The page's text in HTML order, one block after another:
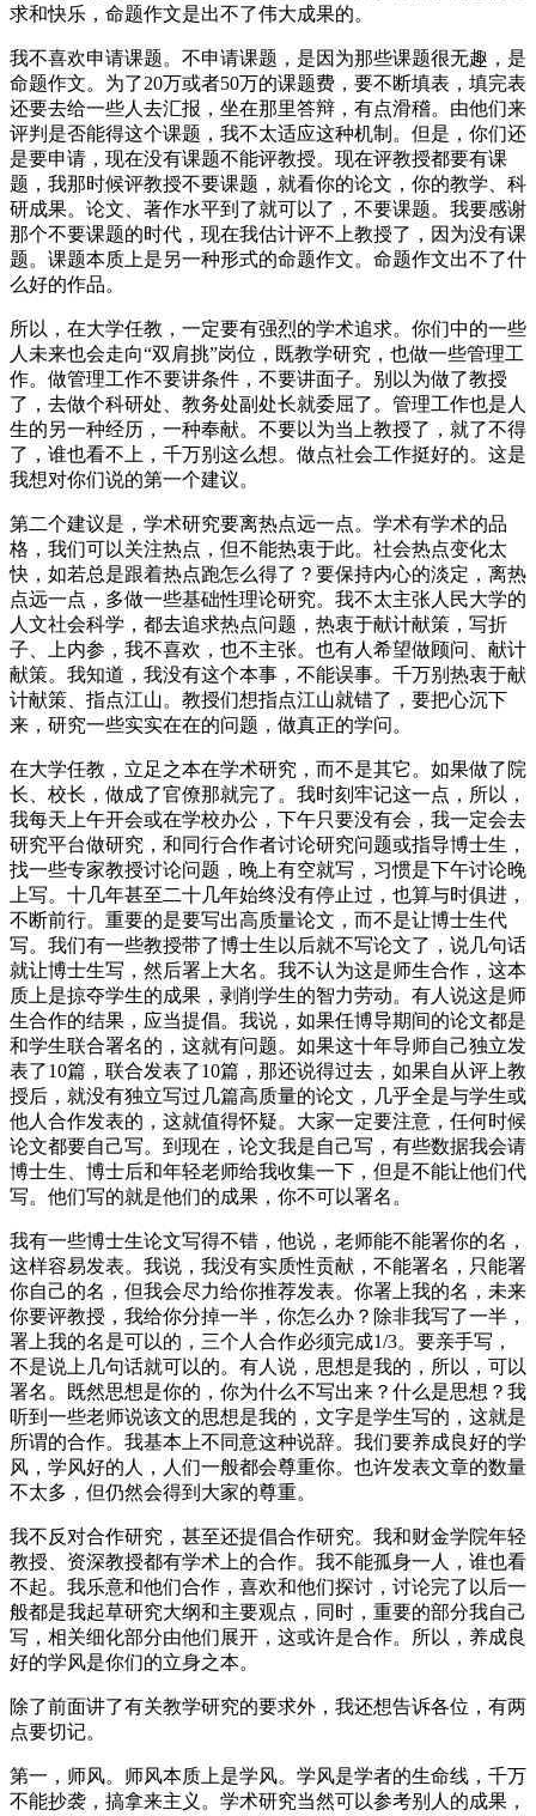
求和快乐，命题作文是出不了伟大成果的。
我不喜欢申请课题。不申请课题，是因为那些课题很无趣，是
命题作文。为了20万或者50万的课题费，要不断填表，填完表
还要去给一些人去汇报，坐在那里答辩，有点滑稽。由他们来
评判是否能得这个课题，我不太适应这种机制。但是，你们还
是要申请，现在没有课题不能评教授。现在评教授都要有课
题，我那时候评教授不要课题，就看你的论文，你的教学、科
研成果。论文、著作水平到了就可以了，不要课题。我要感谢
那个不要课题的时代，现在我估计评不上教授了，因为没有课
题。课题本质上是另一种形式的命题作文。命题作文出不了什
么好的作品。
所以，在大学任教，一定要有强烈的学术追求。你们中的一些
人未来也会走向“双肩挑”岗位，既教学研究，也做一些管理工
作。做管理工作不要讲条件，不要讲面子。别以为做了教授
了，去做个科研处、教务处副处长就委屈了。管理工作也是人
生的另一种经历，一种奉献。不要以为当上教授了，就了不得
了，谁也看不上，千万别这么想。做点社会工作挺好的。这是
我想对你们说的第一个建议。
第二个建议是，学术研究要离热点远一点。学术有学术的品
格，我们可以关注热点，但不能热衷于此。社会热点变化太
快，如若总是跟着热点跑怎么得了？要保持内心的淡定，离热
点远一点，多做一些基础性理论研究。我不太主张人民大学的
人文社会科学，都去追求热点问题，热衷于献计献策，写折
子、上内参，我不喜欢，也不主张。也有人希望做顾问、献计
献策。我知道，我没有这个本事，不能误事。千万别热衷于献
计献策、指点江山。教授们想指点江山就错了，要把心沉下
来，研究一些实实在在的问题，做真正的学问。
在大学任教，立足之本在学术研究，而不是其它。如果做了院
长、校长，做成了官僚那就完了。我时刻牢记这一点，所以，
我每天上午开会或在学校办公，下午只要没有会，我一定会去
研究平台做研究，和同行合作者讨论研究问题或指导博士生，
找一些专家教授讨论问题，晚上有空就写，习惯是下午讨论晚
上写。十几年甚至二十几年始终没有停止过，也算与时俱进，
不断前行。重要的是要写出高质量论文，而不是让博士生代
写。我们有一些教授带了博士生以后就不写论文了，说几句话
就让博士生写，然后署上大名。我不认为这是师生合作，这本
质上是掠夺学生的成果，剥削学生的智力劳动。有人说这是师
生合作的结果，应当提倡。我说，如果任博导期间的论文都是
和学生联合署名的，这就有问题。如果这十年导师自己独立发
表了10篇，联合发表了10篇，那还说得过去，如果自从评上教
授后，就没有独立写过几篇高质量的论文，几乎全是与学生或
他人合作发表的，这就值得怀疑。大家一定要注意，任何时候
论文都要自己写。到现在，论文我是自己写，有些数据我会请
博士生、博士后和年轻老师给我收集一下，但是不能让他们代
写。他们写的就是他们的成果，你不可以署名。
我有一些博士生论文写得不错，他说，老师能不能署你的名，
这样容易发表。我说，我没有实质性贡献，不能署名，只能署
你自己的名，但我会尽力给你推荐发表。你署上我的名，未来
你要评教授，我给你分掉一半，你怎么办？除非我写了一半，
署上我的名是可以的，三个人合作必须完成1/3。要亲手写，
不是说上几句话就可以的。有人说，思想是我的，所以，可以
署名。既然思想是你的，你为什么不写出来？什么是思想？我
听到一些老师说该文的思想是我的，文字是学生写的，这就是
所谓的合作。我基本上不同意这种说辞。我们要养成良好的学
风，学风好的人，人们一般都会尊重你。也许发表文章的数量
不太多，但仍然会得到大家的尊重。
我不反对合作研究，甚至还提倡合作研究。我和财金学院年轻
教授、资深教授都有学术上的合作。我不能孤身一人，谁也看
不起。我乐意和他们合作，喜欢和他们探讨，讨论完了以后一
般都是我起草研究大纲和主要观点，同时，重要的部分我自己
写，相关细化部分由他们展开，这或许是合作。所以，养成良
好的学风是你们的立身之本。
除了前面讲了有关教学研究的要求外，我还想告诉各位，有两
点要切记。
第一，师风。师风本质上是学风。学风是学者的生命线，千万
不能抄袭，搞拿来主义。学术研究当然可以参考别人的成果，